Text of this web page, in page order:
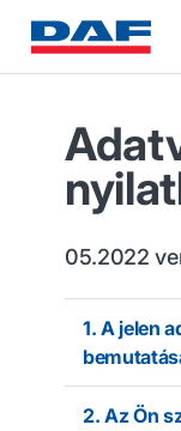
05.2022
1. A jelen
2. Az Ön